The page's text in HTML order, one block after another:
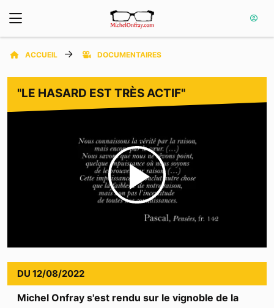
ACCUEIL DOCUMENTAIRES
"LE HASARD EST TRÈS ACTIF"
Play
Video
DU 12/08/2022
Michel Onfray s'est rendu sur le vignoble de la